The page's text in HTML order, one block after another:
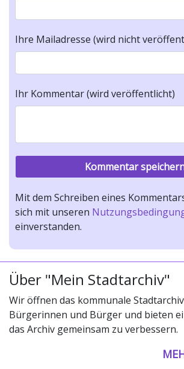
Ihre Mailadresse (wird nicht
Ihr Kommentar (wird veröffentlicht)
Mit dem Schreiben eines
sich mit unseren
einverstanden.
Über "Mein Stadtarchiv"
Wir öffnen das kommunale
Bürgerinnen und Bürger und bieten
das Archiv gemeinsam zu verbessern.